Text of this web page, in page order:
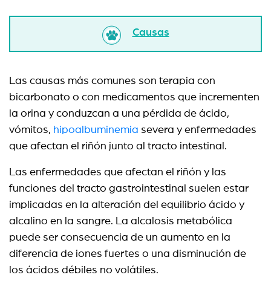
Causas
Las causas más comunes son terapia con
bicarbonato o con medicamentos que incrementen
la orina y conduzcan a una pérdida de ácido,
vómitos, hipoalbuminemia severa y enfermedades
que afectan el riñón junto al tracto intestinal.
Las enfermedades que afectan el riñón y las
funciones del tracto gastrointestinal suelen estar
implicadas en la alteración del equilibrio ácido y
alcalino en la sangre. La alcalosis metabólica
puede ser consecuencia de un aumento en la
diferencia de iones fuertes o una disminución de
los ácidos débiles no volátiles.